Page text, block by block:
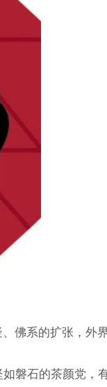
佛系的扩张，外
磐石的茶颜党，